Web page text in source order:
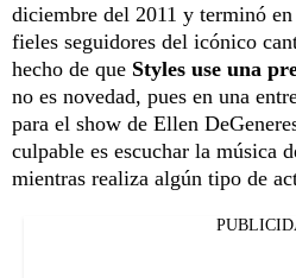
diciembre del 2011 y terminó
fieles seguidores del icónico
hecho de que Styles use una
no es novedad, pues en una
para el show de Ellen
culpable es escuchar la música
mientras realiza algún tipo de